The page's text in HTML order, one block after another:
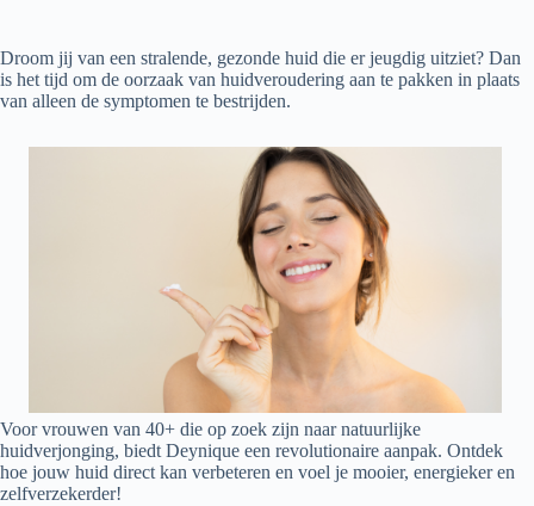
Droom jij van een stralende, gezonde huid die er jeugdig uitziet? Dan
is het tijd om de oorzaak van huidveroudering aan te pakken in plaats
van alleen de symptomen te bestrijden.
Voor vrouwen van 40+ die op zoek zijn naar natuurlijke
huidverjonging, biedt Deynique een revolutionaire aanpak. Ontdek
hoe jouw huid direct kan verbeteren en voel je mooier, energieker en
zelfverzekerder!